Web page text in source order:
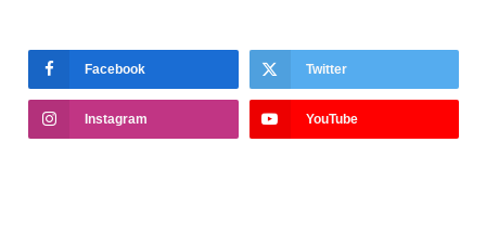
Facebook Twitter
Instagram YouTube